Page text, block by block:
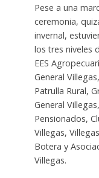
Pese a una
ceremonia,
invernal,
los tres niveles
EES
General
Patrulla Rural,
General
Pensionados,
Villegas,
Botera y
Villegas.